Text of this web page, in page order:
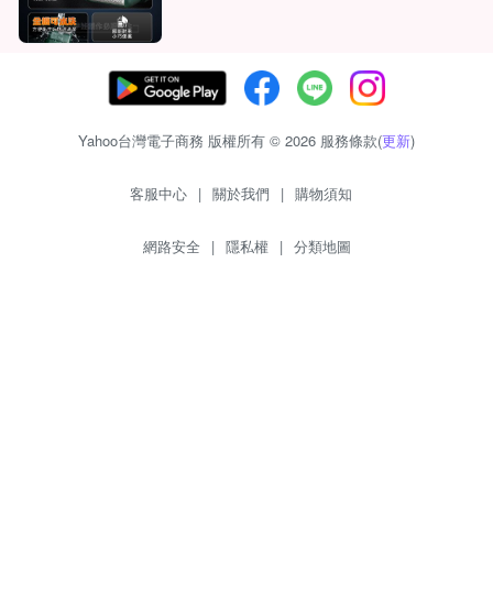
Yahoo台灣電子商務 版權所有 © 2026 服務條款(更新)
客服中心 | 關於我們 | 購物須知
網路安全 | 隱私權 | 分類地圖